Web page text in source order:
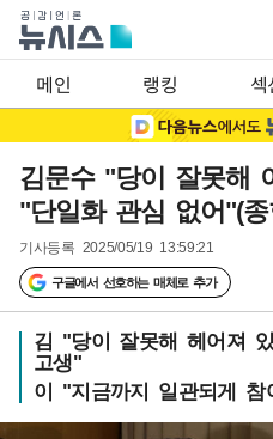
메인 랭킹 섹
김문수 "당이 잘못해
"단일화 관심 없어"(종
기사등록 2025/05/19 13:59:21
구글에서 선호하는 매체로 추가
김 "당이 잘못해 헤어져
고생"
이 "지금까지 일관되게